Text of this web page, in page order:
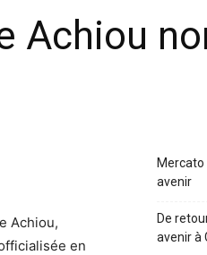
Achiou
Achiou,
en
Mercato
avenir
De
avenir à